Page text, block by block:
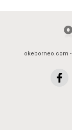
okeborneo.com